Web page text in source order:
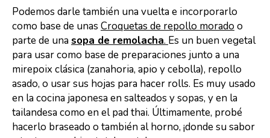
Podemos darle también una vuelta e incorporarlo
como base de unas Croquetas de repollo morado o
parte de unasopa de remolacha. Es un buen vegetal
para usar como base de preparaciones junto a una
mirepoix clásica (zanahoria, apio y cebolla), repollo
asado, o usar sus hojas para hacer rolls. Es muy usado
en la cocina japonesa en salteados y sopas, y en la
tailandesa como en el pad thai. Últimamente, probé
hacerlo braseado o también al horno, ¡donde su sabor